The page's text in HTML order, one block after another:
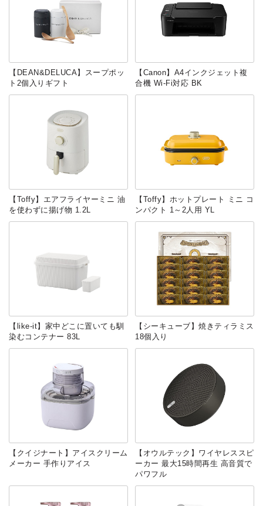
【DEAN&DELUCA】スープポッ
ト2個入りギフト
‎【Canon】A4インクジェット複
合機 Wi-Fi対応 BK
【Toffy】エアフライヤーミニ 油
を使わずに揚げ物 1.2L
【Toffy】ホットプレート ミニ コ
ンパクト 1～2人用 YL
【like-it】家中どこに置いても馴
染むコンテナー 83L
【シーキューブ】焼きティラミス
18個入り
【クイジナート】アイスクリーム
メーカー 手作りアイス
【オウルテック】ワイヤレススピ
ーカー 最大15時間再生 高音質で
パワフル